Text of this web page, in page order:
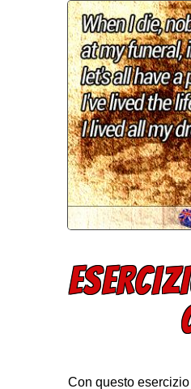
Con questo